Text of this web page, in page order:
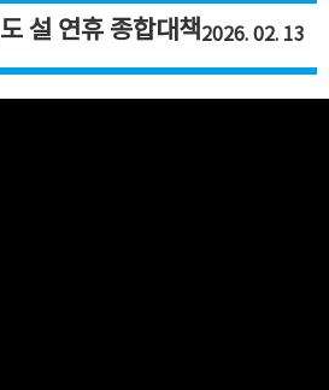
설 연휴 종합대책 2026. 02. 13